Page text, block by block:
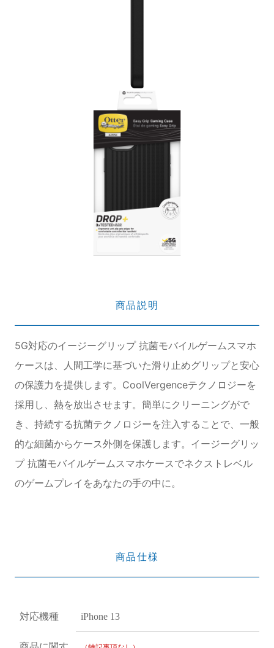
商品説明
5G対応のイージーグリップ 抗菌モバイルゲームスマホ
ケースは、人間工学に基づいた滑り止めグリップと安心
の保護力を提供します。CoolVergenceテクノロジーを
採用し、熱を放出させます。簡単にクリーニングがで
き、持続する抗菌テクノロジーを注入することで、一般
的な細菌からケース外側を保護します。イージーグリッ
プ 抗菌モバイルゲームスマホケースでネクストレベル
のゲームプレイをあなたの手の中に。
商品仕様
対応機種 iPhone 13